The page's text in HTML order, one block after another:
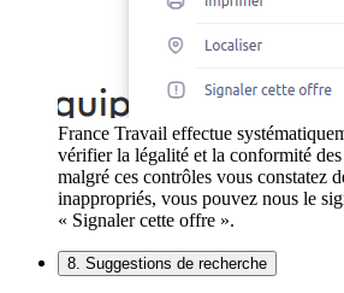
France Travail effectue
vérifier la légalité et la conformité
malgré ces contrôles vous constatez
inappropriés, vous pouvez nous le
« Signaler cette offre ».
8. Suggestions de recherche